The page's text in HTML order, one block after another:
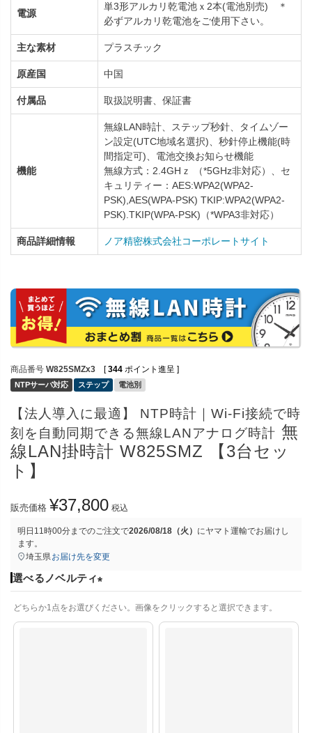
電源
単3形アルカリ乾電池ｘ2本(電池別売) ＊
必ずアルカリ乾電池をご使用下さい。
主な素材 プラスチック
原産国 中国
付属品 取扱説明書、保証書
機能
無線LAN時計、ステップ秒針、タイムゾー
ン設定(UTC地域名選択)、秒針停止機能(時
間指定可)、電池交換お知らせ機能
無線方式：2.4GHｚ （*5GHz非対応）、セ
キュリティー：AES:WPA2(WPA2-
PSK),AES(WPA-PSK) TKIP:WPA2(WPA2-
PSK).TKIP(WPA-PSK)（*WPA3非対応）
商品詳細情報 ノア精密株式会社コーポレートサイト
商品番号 W825SMZx3 [ 344 ポイント進呈 ]
NTPサーバ対応 ステップ 電池別
【法人導入に最適】 NTP時計｜Wi-Fi接続で時
刻を自動同期できる無線LANアナログ時計 無
線LAN掛時計 W825SMZ 【3台セッ
ト】
販売価格 ¥37,800 税込
明日 11時00分までのご注文で2026/08/18（火） にヤマト運輸でお届けし
ます。
埼玉県 お届け先を変更
選べるノベルティ
必
どちらか1点をお選びください。画像をクリックすると選択できます。